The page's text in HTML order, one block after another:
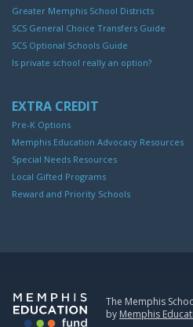
Greater Memphis School Districts
SCS General Choice Transfers Guide
SCS Optional Schools Guide
Is private school really an option?
EXTRA CREDIT
Pre-K Options
Memphis Education Advocacy Resources
Special Needs Resources
Local Gifted Programs
Reward and Priority Schools
The Memphis
by Memphis